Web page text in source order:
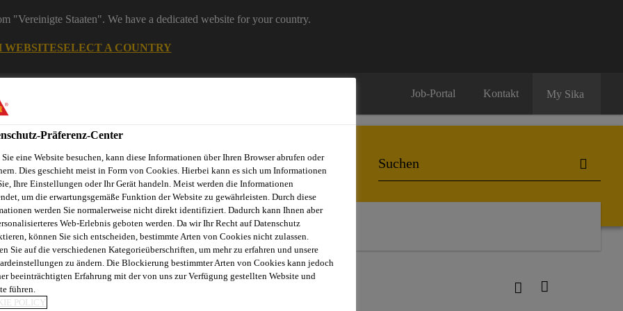
"Vereinigte Staaten". We have a dedicated website for your country.
WEBSITESELECT A COUNTRY
Job-Portal Kontakt My Sika
auf Beton
Präferenz-Center
Sie eine Website besuchen, kann diese Informationen über Ihren Browser abrufen oder
Dies geschieht meist in Form von Cookies. Hierbei kann es sich um Informationen
Ihre Einstellungen oder Ihr Gerät handeln. Meist werden die Informationen
um die erwartungsgemäße Funktion der Website zu gewährleisten. Durch diese
werden Sie normalerweise nicht direkt identifiziert. Dadurch kann Ihnen aber
Web-Erlebnis geboten werden. Da wir Ihr Recht auf Datenschutz
können Sie sich entscheiden, bestimmte Arten von Cookies nicht zulassen.
Sie auf die verschiedenen Kategorieüberschriften, um mehr zu erfahren und unsere
zu ändern. Die Blockierung bestimmter Arten von Cookies kann jedoch
beeinträchtigten Erfahrung mit der von uns zur Verfügung gestellten Website und
führen.
POLICY